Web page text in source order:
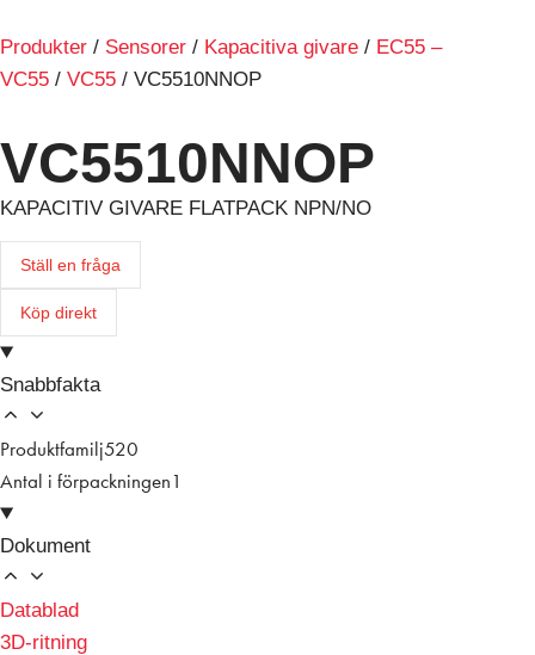
Produkter / Sensorer / Kapacitiva givare / EC55 –
VC55 / VC55 / VC5510NNOP
VC5510NNOP
KAPACITIV GIVARE FLATPACK NPN/NO
Ställ en fråga
Köp direkt
Snabbfakta
Produktfamilj520
Antal i förpackningen 1
Dokument
Datablad
3D-ritning